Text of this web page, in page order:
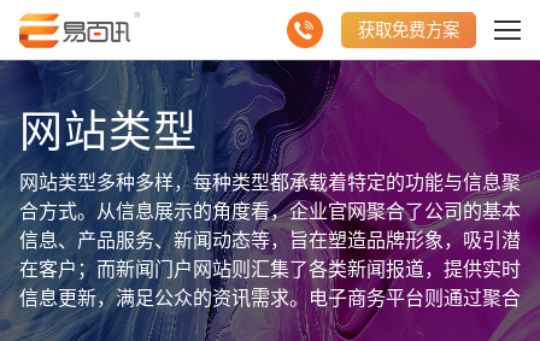
获取免费方案
网站类型
网站类型多种多样，每种类型都承载着特定的功能与信息聚
合方式。从信息展示的角度看，企业官网聚合了公司的基本
信息、产品服务、新闻动态等，旨在塑造品牌形象，吸引潜
在客户；而新闻门户网站则汇集了各类新闻报道，提供实时
信息更新，满足公众的资讯需求。电子商务平台则通过聚合
商品信息、交易数据等，为用户打造便捷的在线购物环境。